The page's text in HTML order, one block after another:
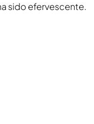
sido efervescente.